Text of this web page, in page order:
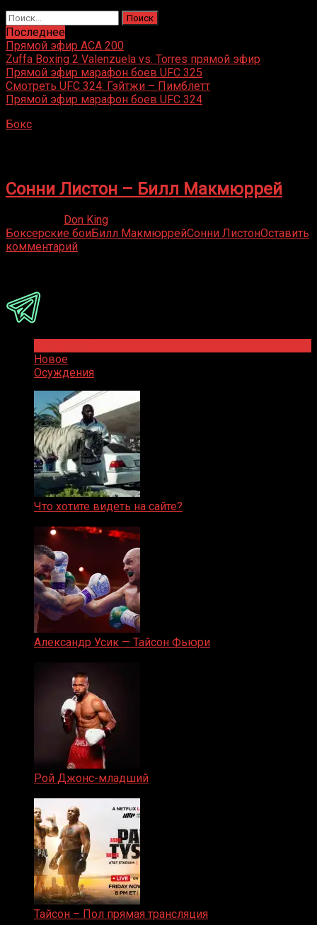
Найти:
Последнее
Прямой эфир ACA 200
Zuffa Boxing 2 Valenzuela vs. Torres прямой эфир
Прямой эфир марафон боев UFC 325
Смотреть UFC 324: Гэйтжи – Пимблетт
Прямой эфир марафон боев UFC 324
Бокс
Сонни Листон – Билл Макмюррей
Don King
Боксерские боиБилл МакмюррейСонни ЛистонОставить
комментарий
Новое
Осуждения
Что хотите видеть на сайте?
Александр Усик — Тайсон Фьюри
Рой Джонс-младший
Тайсон – Пол прямая трансляция